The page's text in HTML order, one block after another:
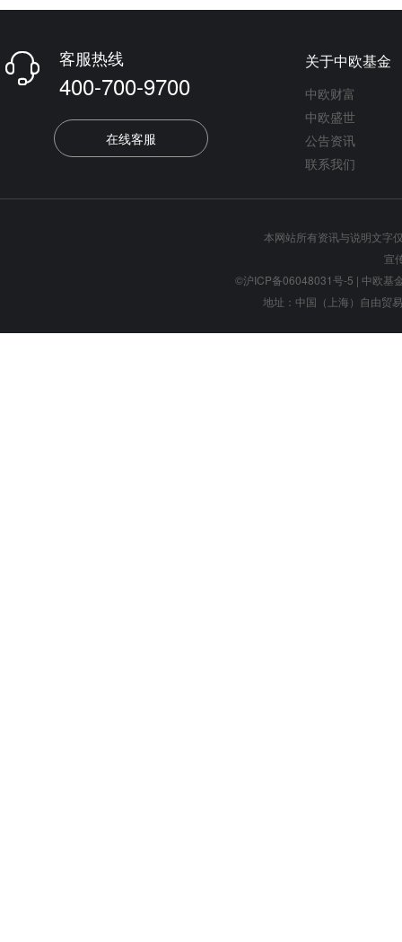
 客服热线
400-700-9700
在线客服
关于中欧基金
中欧财富
中欧盛世
公告资讯
联系我们
本网站所有资讯与说明文字
宣
©沪ICP备06048031号-5 | 中欧基
地址：中国（上海）自由贸